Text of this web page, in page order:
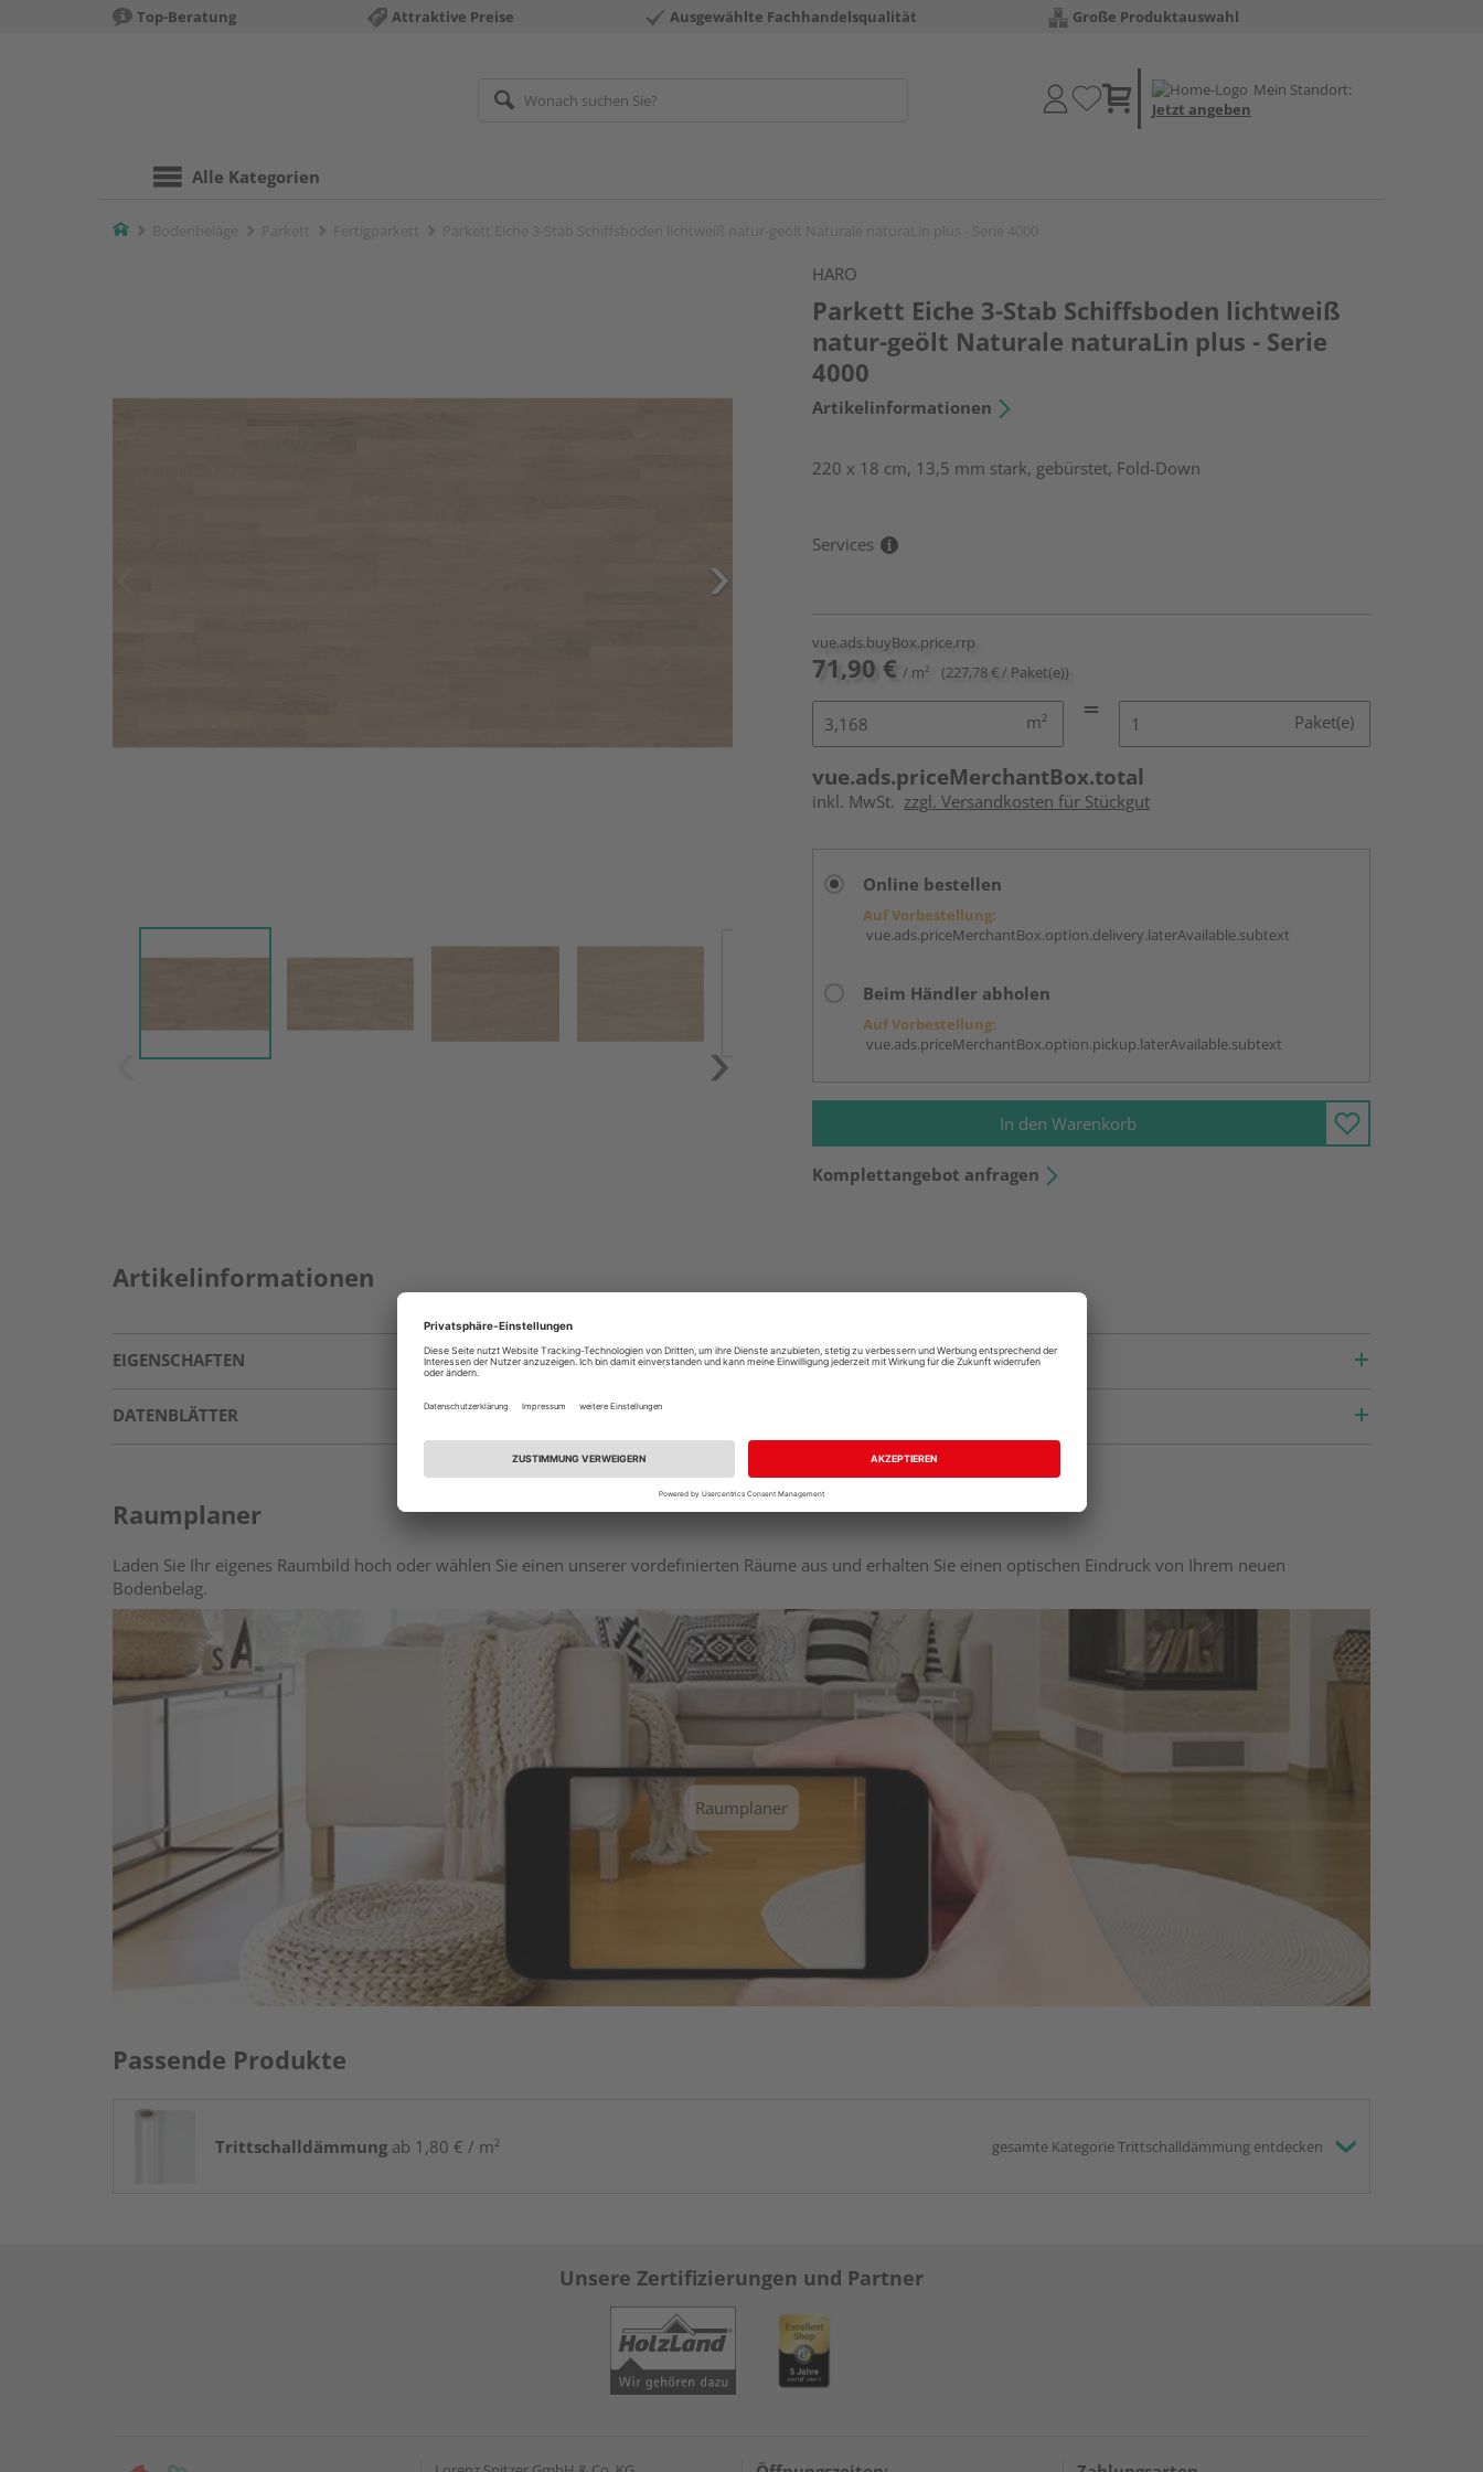
Top-Beratung Attraktive Preise Ausgewählte Fachhandelsqualität Große Produktauswahl
Mein Standort:
Jetzt angeben
Alle Kategorien
Home
HARO
Parkett Eiche 3-Stab Schiffsboden lichtweiß
natur-geölt Naturale naturaLin plus - Serie
4000
Artikelinformationen
220 x 18 cm, 13,5 mm stark, gebürstet, Fold-Down
Services
vue.ads.buyBox.price.rrp
71,90 € / m² (227,78 € / Paket(e))
m² Paket(e)
vue.ads.priceMerchantBox.total
inkl. MwSt. zzgl. Versandkosten für Stückgut
Online bestellen
Auf Vorbestellung:
vue.ads.priceMerchantBox.option.delivery.laterAvailable.subtext
Beim Händler abholen
Auf Vorbestellung:
vue.ads.priceMerchantBox.option.pickup.laterAvailable.subtext
In den Warenkorb
Komplettangebot anfragen
Artikelinformationen
EIGENSCHAFTEN
DATENBLÄTTER
Raumplaner
Laden Sie Ihr eigenes Raumbild hoch oder wählen Sie einen unserer vordefinierten Räume aus und erhalten Sie einen optischen Eindruck von Ihrem neuen
Bodenbelag.
Raumplaner
Passende Produkte
Trittschalldämmung ab 1,80 € / m² gesamte Kategorie Trittschalldämmung entdecken
Unsere Zertifizierungen und Partner